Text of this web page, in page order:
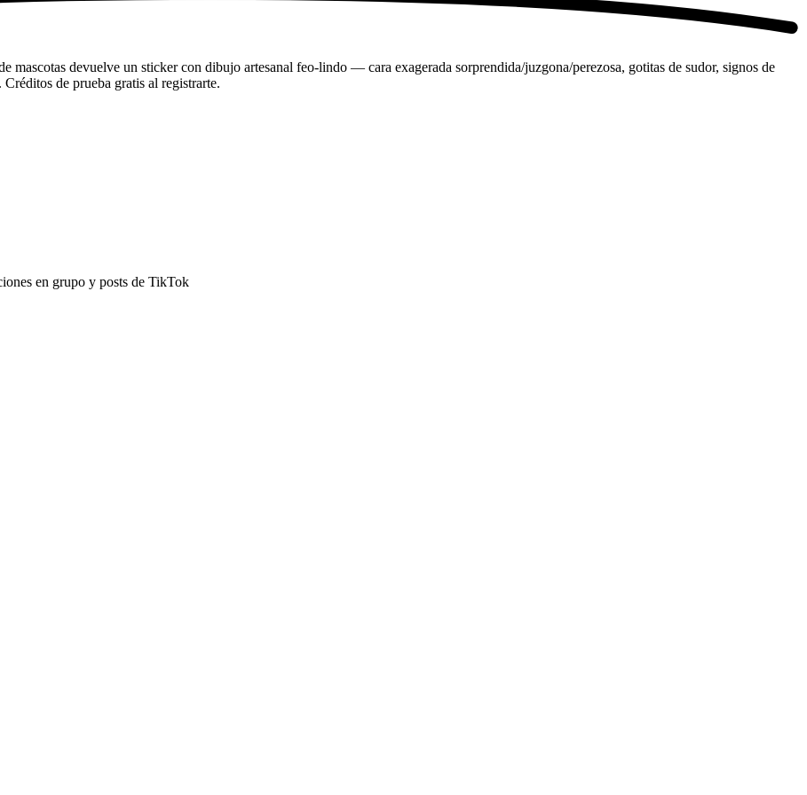
mascotas devuelve un sticker con dibujo artesanal feo-lindo — cara exagerada sorprendida/juzgona/perezosa, gotitas de sudor, signos de
de prueba gratis al registrarte.
en grupo y posts de TikTok